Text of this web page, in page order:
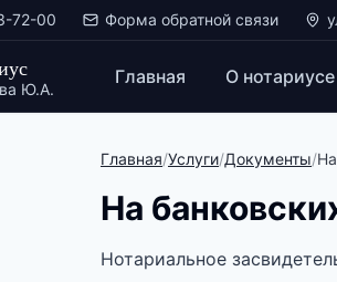
72-00 Форма обратной связи
Ю.А.
Главная О нотариусе
Главная/Услуги/Документы/
На
Нотариальное